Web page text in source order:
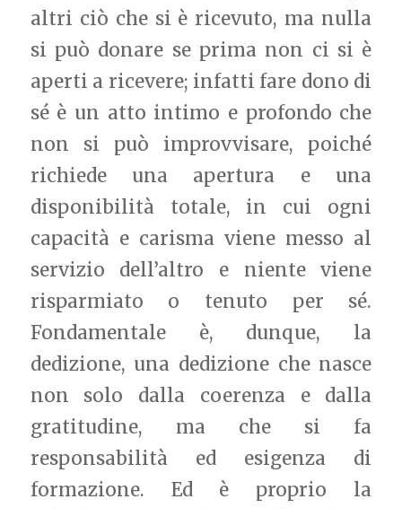
altri ciò che si è ricevuto, ma nulla
si può donare se prima non ci si è
aperti a ricevere; infatti fare dono di
sé è un atto intimo e profondo che
non si può improvvisare, poiché
richiede una apertura e una
disponibilità totale, in cui ogni
capacità e carisma viene messo al
servizio dell’altro e niente viene
risparmiato o tenuto per sé.
Fondamentale è, dunque, la
dedizione, una dedizione che nasce
non solo dalla coerenza e dalla
gratitudine, ma che si fa
responsabilità ed esigenza di
formazione. Ed è proprio la